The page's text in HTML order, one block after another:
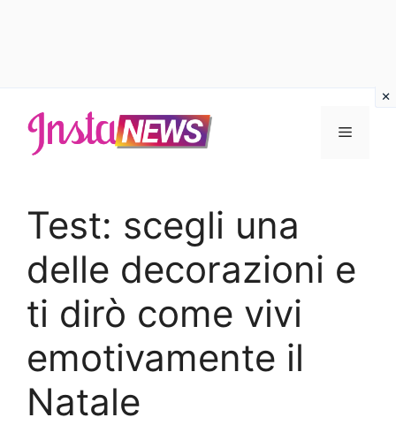
contenuto
Menu
Test: scegli una
delle decorazioni e
ti dirò come vivi
emotivamente il
Natale